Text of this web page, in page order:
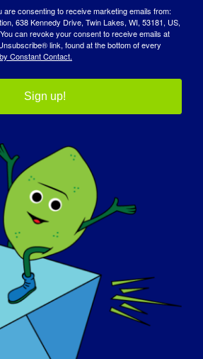
道，无论你是否患有 LGMD，
此外，有些事情你可能会很艰
要更多时间，但永远不要放
！
明天就能 "治愈"，您首先想
治愈，我会爬上最高的山顶。
焦点访谈"，或自愿参加
，请访问我们的网站：
spotlight-interviews
are consenting to receive marketing emails from:
638 Kennedy Drive, Twin Lakes, WI, 53181, US,
can revoke your consent to receive emails at
link, found at the bottom of every
Constant Contact.
Sign up!